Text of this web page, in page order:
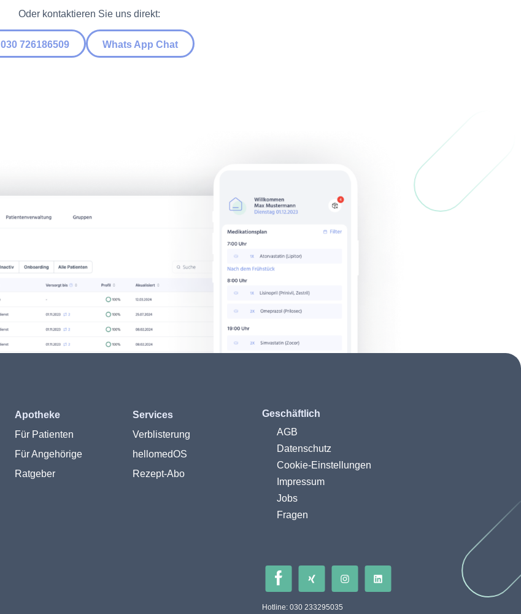
Oder kontaktieren Sie uns direkt:
030 726186509 Whats App Chat
Apotheke
Für Patienten
Für Angehörige
Ratgeber
Services
Verblisterung
hellomedOS
Rezept-Abo
Geschäftlich
AGB
Datenschutz
Cookie-Einstellungen
Impressum
Jobs
Fragen
Hotline: 030 233295035